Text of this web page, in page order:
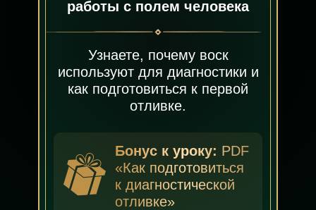
работы с полем человека
Узнаете, почему воск
используют для диагностики и
как подготовиться к первой
отливке.
Бонус к уроку: PDF
«Как подготовиться
к диагностической
отливке»